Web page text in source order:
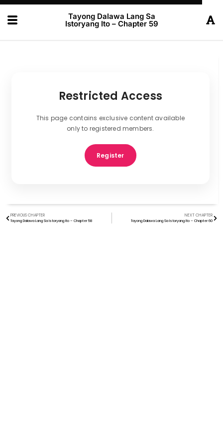
Tayong Dalawa Lang Sa
Istoryang Ito – Chapter 59
Restricted Access
This page contains exclusive content available
only to registered members.
Register
PREVIOUS CHAPTER
Tayong Dalawa Lang Sa Istoryang Ito – Chapter 58
NEXT CHAPTER
Tayong Dalawa Lang Sa Istoryang Ito – Chapter 60